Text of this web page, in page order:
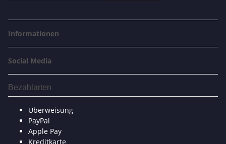
Informationen
Social Media
Bezahlarten
Überweisung
PayPal
Apple Pay
Kreditkarte